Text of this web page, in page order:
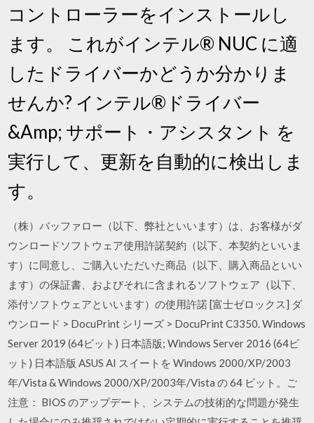
コントローラーをインストールし
ます。 これがインテル® NUC に適
したドライバーかどうか分かりま
せんか? インテル®ドライバー
&Amp; サポート・アシスタント を
実行して、更新を自動的に検出しま
す。
（株）バッファロー（以下、弊社といいます）は、お客様がダ
ウンロードソフトウェア使用許諾契約（以下、本契約といいま
す）に同意し、ご購入いただいた商品（以下、購入商品といい
ます）の保証書、およびそれに含まれるソフトウェア（以下、
添付ソフトウェアといいます）の使用許諾 [富士ゼロックス] ダ
ウンロード > DocuPrint シリーズ > DocuPrint C3350. Windows
Server 2019 (64ビット) 日本語版; Windows Server 2016 (64ビ
ット) 日本語版 ASUS AI スイートを Windows 2000/XP/2003
年/Vista & Windows 2000/XP/2003年/Vista の 64 ビット。ご
注意： BIOS のアップデート、システムの技術的な問題が発生